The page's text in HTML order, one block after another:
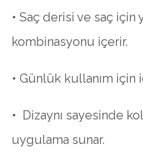
• Saç derisi ve saç
kombinasyonu içerir.
• Günlük kullanım için
• Dizaynı sayesinde
uygulama sunar.